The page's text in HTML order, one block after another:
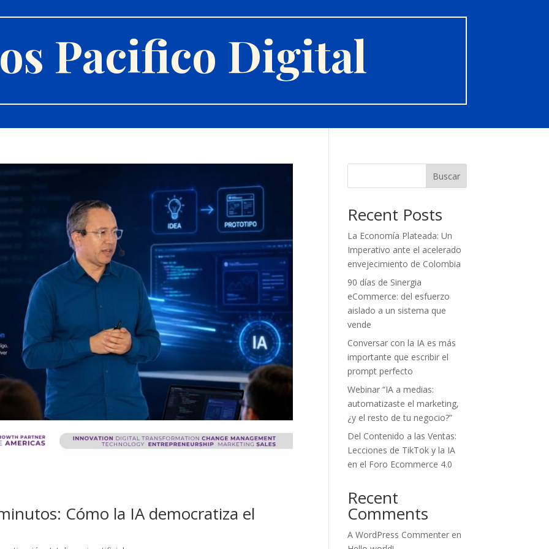
Pacifico Digital
Cómo la IA democratiza el
Buscar
Recent Posts
La Economía Plateada: Un
Imperativo ante el acelerado
envejecimiento de Colombia
90 días de Sinergia
eCommerce: del esfuerzo
aislado a un sistema que
vende
Conversar con la IA es más
importante que escribir el
prompt perfecto
Webinar “IA a medias:
automatizaste el marketing,
¿y el resto de tu negocio?”
Del Contenido a las Ventas:
Lecciones de TikTok y la IA
en el Foro Ecommerce 4.0
Recent
Comments
A WordPress Commenter en